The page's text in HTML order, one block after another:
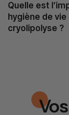
Quelle est
hygiène de
cryolipolyse ?